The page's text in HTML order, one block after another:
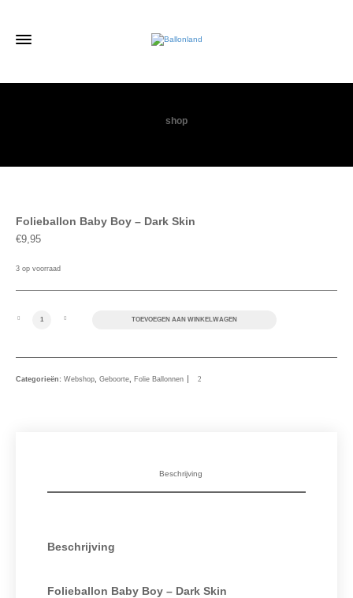
shop
Folieballon Baby Boy – Dark Skin
€9,95
3 op voorraad
Folieballon Baby Boy - Dark Skin aantalTOEVOEGEN AAN WINKELWAGEN
Categorieën: Webshop, Geboorte, Folie Ballonnen
Beschrijving
Beschrijving
Folieballon Baby Boy – Dark Skin